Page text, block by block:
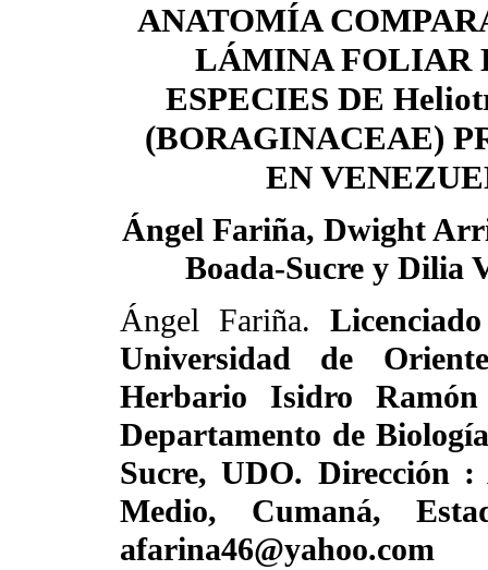
ANATOMÍA
LÁMINA FOLIAR
ESPECIES DE
(BORAGINACEAE)
EN
Ángel Fariña, Dwight
Boada-Sucre y Dilia
Ángel Fariña.
Universidad de
Herbario Isidro
Departamento de
Sucre, UDO. Dirección
Medio, Cumaná,
afarina46@yahoo.com